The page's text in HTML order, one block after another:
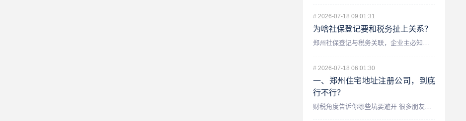
# 2026-07-18 09:01:31
为啥社保登记要和税务扯上关系？
# 2026-07-18 06:01:30
一、郑州住宅地址注册公司，到底
行不行？